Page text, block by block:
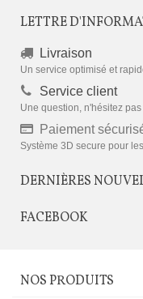
LETTRE
Livraison
Un service optimisé et
Service client
Une question, n'hésitez
Paiement
Système 3D secure pour
DERNIÈRES
FACEBOOK
NOS PRODUITS